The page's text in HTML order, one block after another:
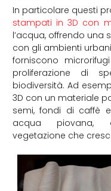
In particolare questi
stampati in 3D con
l’acqua, offrendo una
con gli ambienti
forniscono
proliferazione di
biodiversità. Ad
3D con un materiale
semi, fondi di caffè
acqua piovana,
vegetazione che